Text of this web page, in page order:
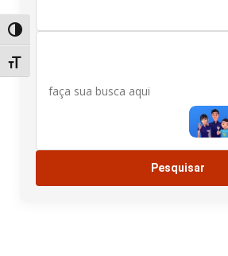
Alternar alto contraste
Alternar tamanho da fonte